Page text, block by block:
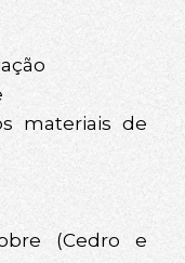
materiais de
(Cedro e